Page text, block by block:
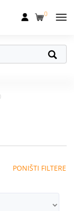
0
PONIŠTI FILTERE